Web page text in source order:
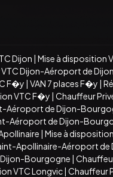
Dijon | Mise à disposition
VTC Dijon-Aéroport de
F�y | VAN 7 places F�y |
VTC F�y | Chauffeur
Aéroport de Dijon-
Aéroport de Dijon-
| Mise à
Apollinaire-Aéroport
Bourgogne |
VTC Longvic| Chauffeur